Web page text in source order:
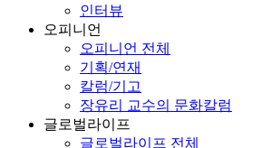
인터뷰
오피니언
오피니언 전체
기획/연재
칼럼/기고
장유리 교수의 문화칼럼
글로벌라이프
글로벌라이프 전체